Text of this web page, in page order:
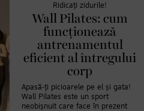
Ridicați zidurile!
Wall Pilates: cum
funcționează
antrenamentul
eficient al întregului
corp
Apasă-ți picioarele pe el și gata!
Wall Pilates este un sport
neobișnuit care face în prezent